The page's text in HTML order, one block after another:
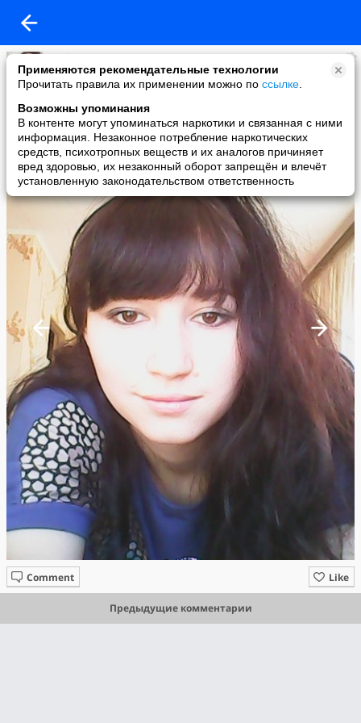
Применяются рекомендательные технологии
Прочитать правила их применении можно по ссылке
Возможны упоминания
В контенте могут упоминаться наркотики и связанная с ними
информация. Незаконное потребление наркотических
средств, психотропных веществ и их аналогов причиняет
вред здоровью, их незаконный оборот запрещён и влечёт
установленную законодательством ответственность
любимая моего мужа:)
added a photo
16 Apr в 09:42
Like
Comment
Предыдущие комментарии